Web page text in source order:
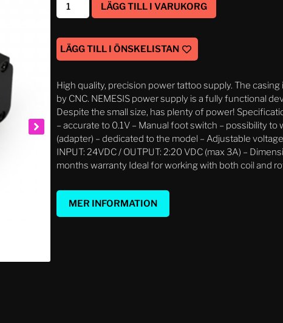
LÄGG TILL I VARUKORG
LÄGG TILL I ÖNSKELISTAN
High quality, precision power tattoo supply. The
by CNC. NEMESIS power supply is a fully functional
Despite the small size, has plenty of power!
– accurate to 0.1V – Manual foot switch – possibility
(adapter) – dedicated to the model – Adjustable
INPUT: 24VDC / OUTPUT: 2:20 VDC (max 3A) –
months warranty Ideal for working with both coil and
MER INFORMATION